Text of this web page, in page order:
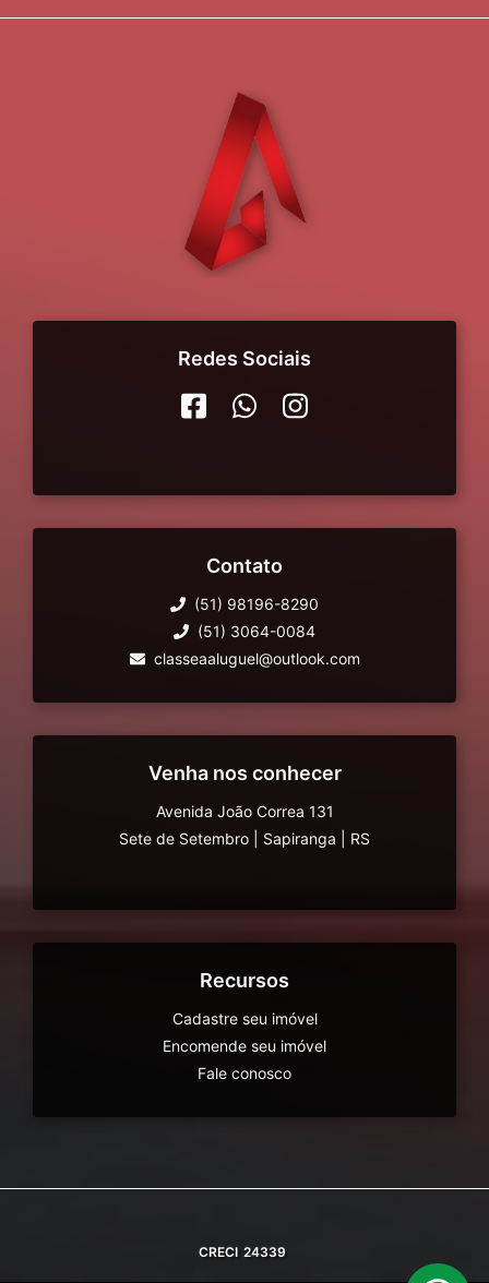
Redes Sociais
Contato
(51) 98196-8290
(51) 3064-0084
classeaaluguel@outlook.com
Venha nos conhecer
Avenida João Correa 131
Sete de Setembro
Sapiranga RS
Recursos
Cadastre seu imóvel
Encomende seu imóvel
Fale conosco
CRECI 24339